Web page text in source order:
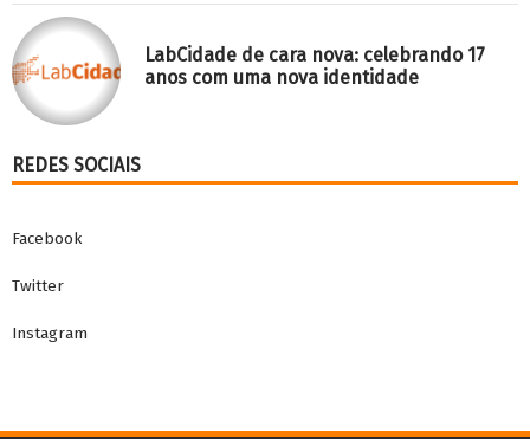
LabCidade de cara nova: celebrando 17
anos com uma nova identidade
REDES SOCIAIS
Facebook
Twitter
Instagram